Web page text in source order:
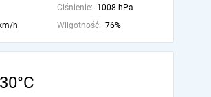
Ciśnienie: 1008 hPa
h Wilgotność: 76%
30°C